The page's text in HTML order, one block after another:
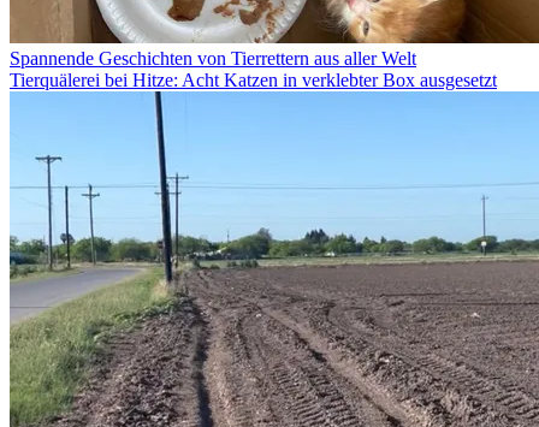
Spannende Geschichten von Tierrettern aus aller Welt
Tierquälerei bei Hitze: Acht Katzen in verklebter Box ausgesetzt